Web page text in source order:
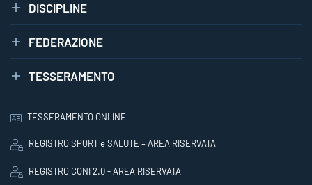
DISCIPLINE
FEDERAZIONE
TESSERAMENTO
TESSERAMENTO ONLINE
REGISTRO SPORT e SALUTE – AREA RISERVATA
REGISTRO CONI 2.0 - AREA RISERVATA